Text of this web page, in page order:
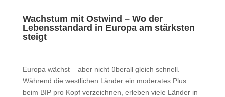
Wachstum mit Ostwind – Wo der
Lebensstandard in Europa am stärksten
steigt
Europa wächst – aber nicht überall gleich schnell.
Während die westlichen Länder ein moderates Plus
beim BIP pro Kopf verzeichnen, erleben viele Länder in